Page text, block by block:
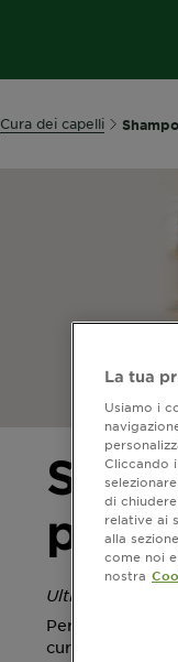
Cura dei capelli
Ultimo
Perché
cura della loro
La tua
Usiamo i
Cliccando
di
relative ai
alla
come noi
nostra